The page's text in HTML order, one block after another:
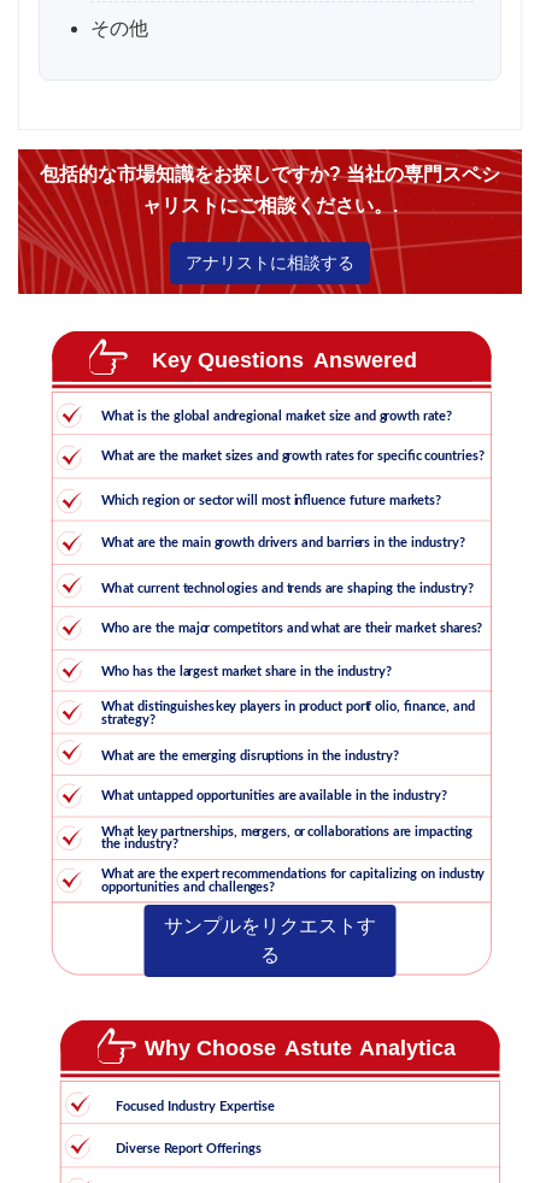
その他
包括的な市場知識をお探しですか? 当社の専門スペシ
ャリストにご相談ください。.
アナリストに相談する
サンプルをリクエストす
る